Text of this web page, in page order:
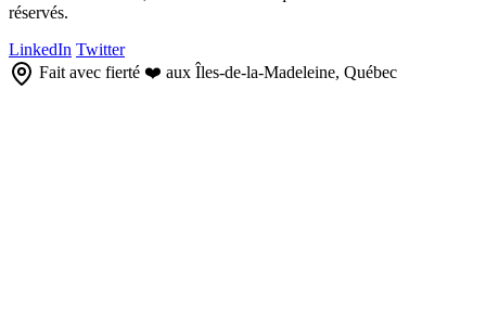
réservés.
LinkedIn Twitter
Fait avec fierté ❤️ aux Îles-de-la-Madeleine, Québec